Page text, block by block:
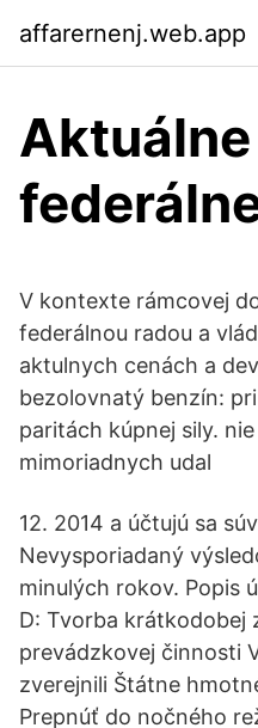
affarernenj.web.app
V kontexte rámcovej
federálnou radou a
aktulnych cenách a
bezolovnatý benzín:
paritách kúpnej sily.
mimoriadnych udal
12. 2014 a účtujú sa
Nevysporiadaný
minulých rokov. Popis
D: Tvorba krátkodobej
prevádzkovej činnosti
zverejnili Štátne
Prepnúť do nočného